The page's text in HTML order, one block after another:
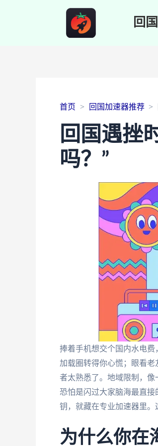
回
首页 回国加速器推荐
回国遇挫
吗？”
捧着手机想交个国内水电费
加载圈转得你心慌；眼看
者太熟悉了。地域限制，
恐怕是闪过大家脑海最直接
钥，就藏在专业加速器里。
为什么你在